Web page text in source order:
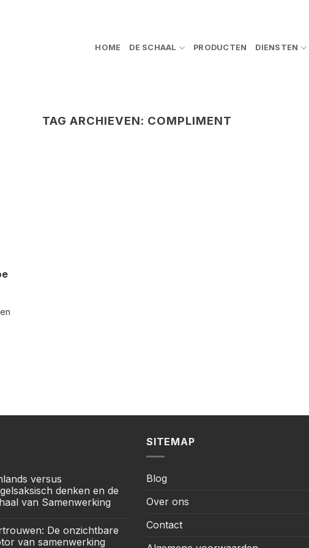
HOME DE SCHAAL PRODUCTEN DIENSTEN
TAG ARCHIEVEN: COMPLIMENT
versus
denken en de
van Samenwerking
De onzichtbare
van samenwerking
SITEMAP
Blog
Over ons
Contact